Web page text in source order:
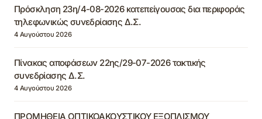
Πρόσκληση 23η/4-08-2026 κατεπείγουσας δια περιφοράς
τηλεφωνικώς συνεδρίασης Δ.Σ.
4 Αυγούστου 2026
Πίνακας αποφάσεων 22ης/29-07-2026 τακτικής
συνεδρίασης Δ.Σ.
4 Αυγούστου 2026
ΠΡΟΜΗΘΕΙΑ ΟΠΤΙΚΟΑΚΟΥΣΤΙΚΟΥ ΕΞΟΠΛΙΣΜΟΥ